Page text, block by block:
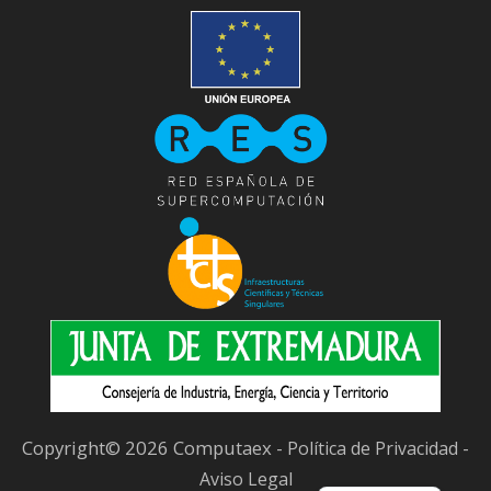
Copyright© 2026 Computaex - Política de Privacidad -
Aviso Legal